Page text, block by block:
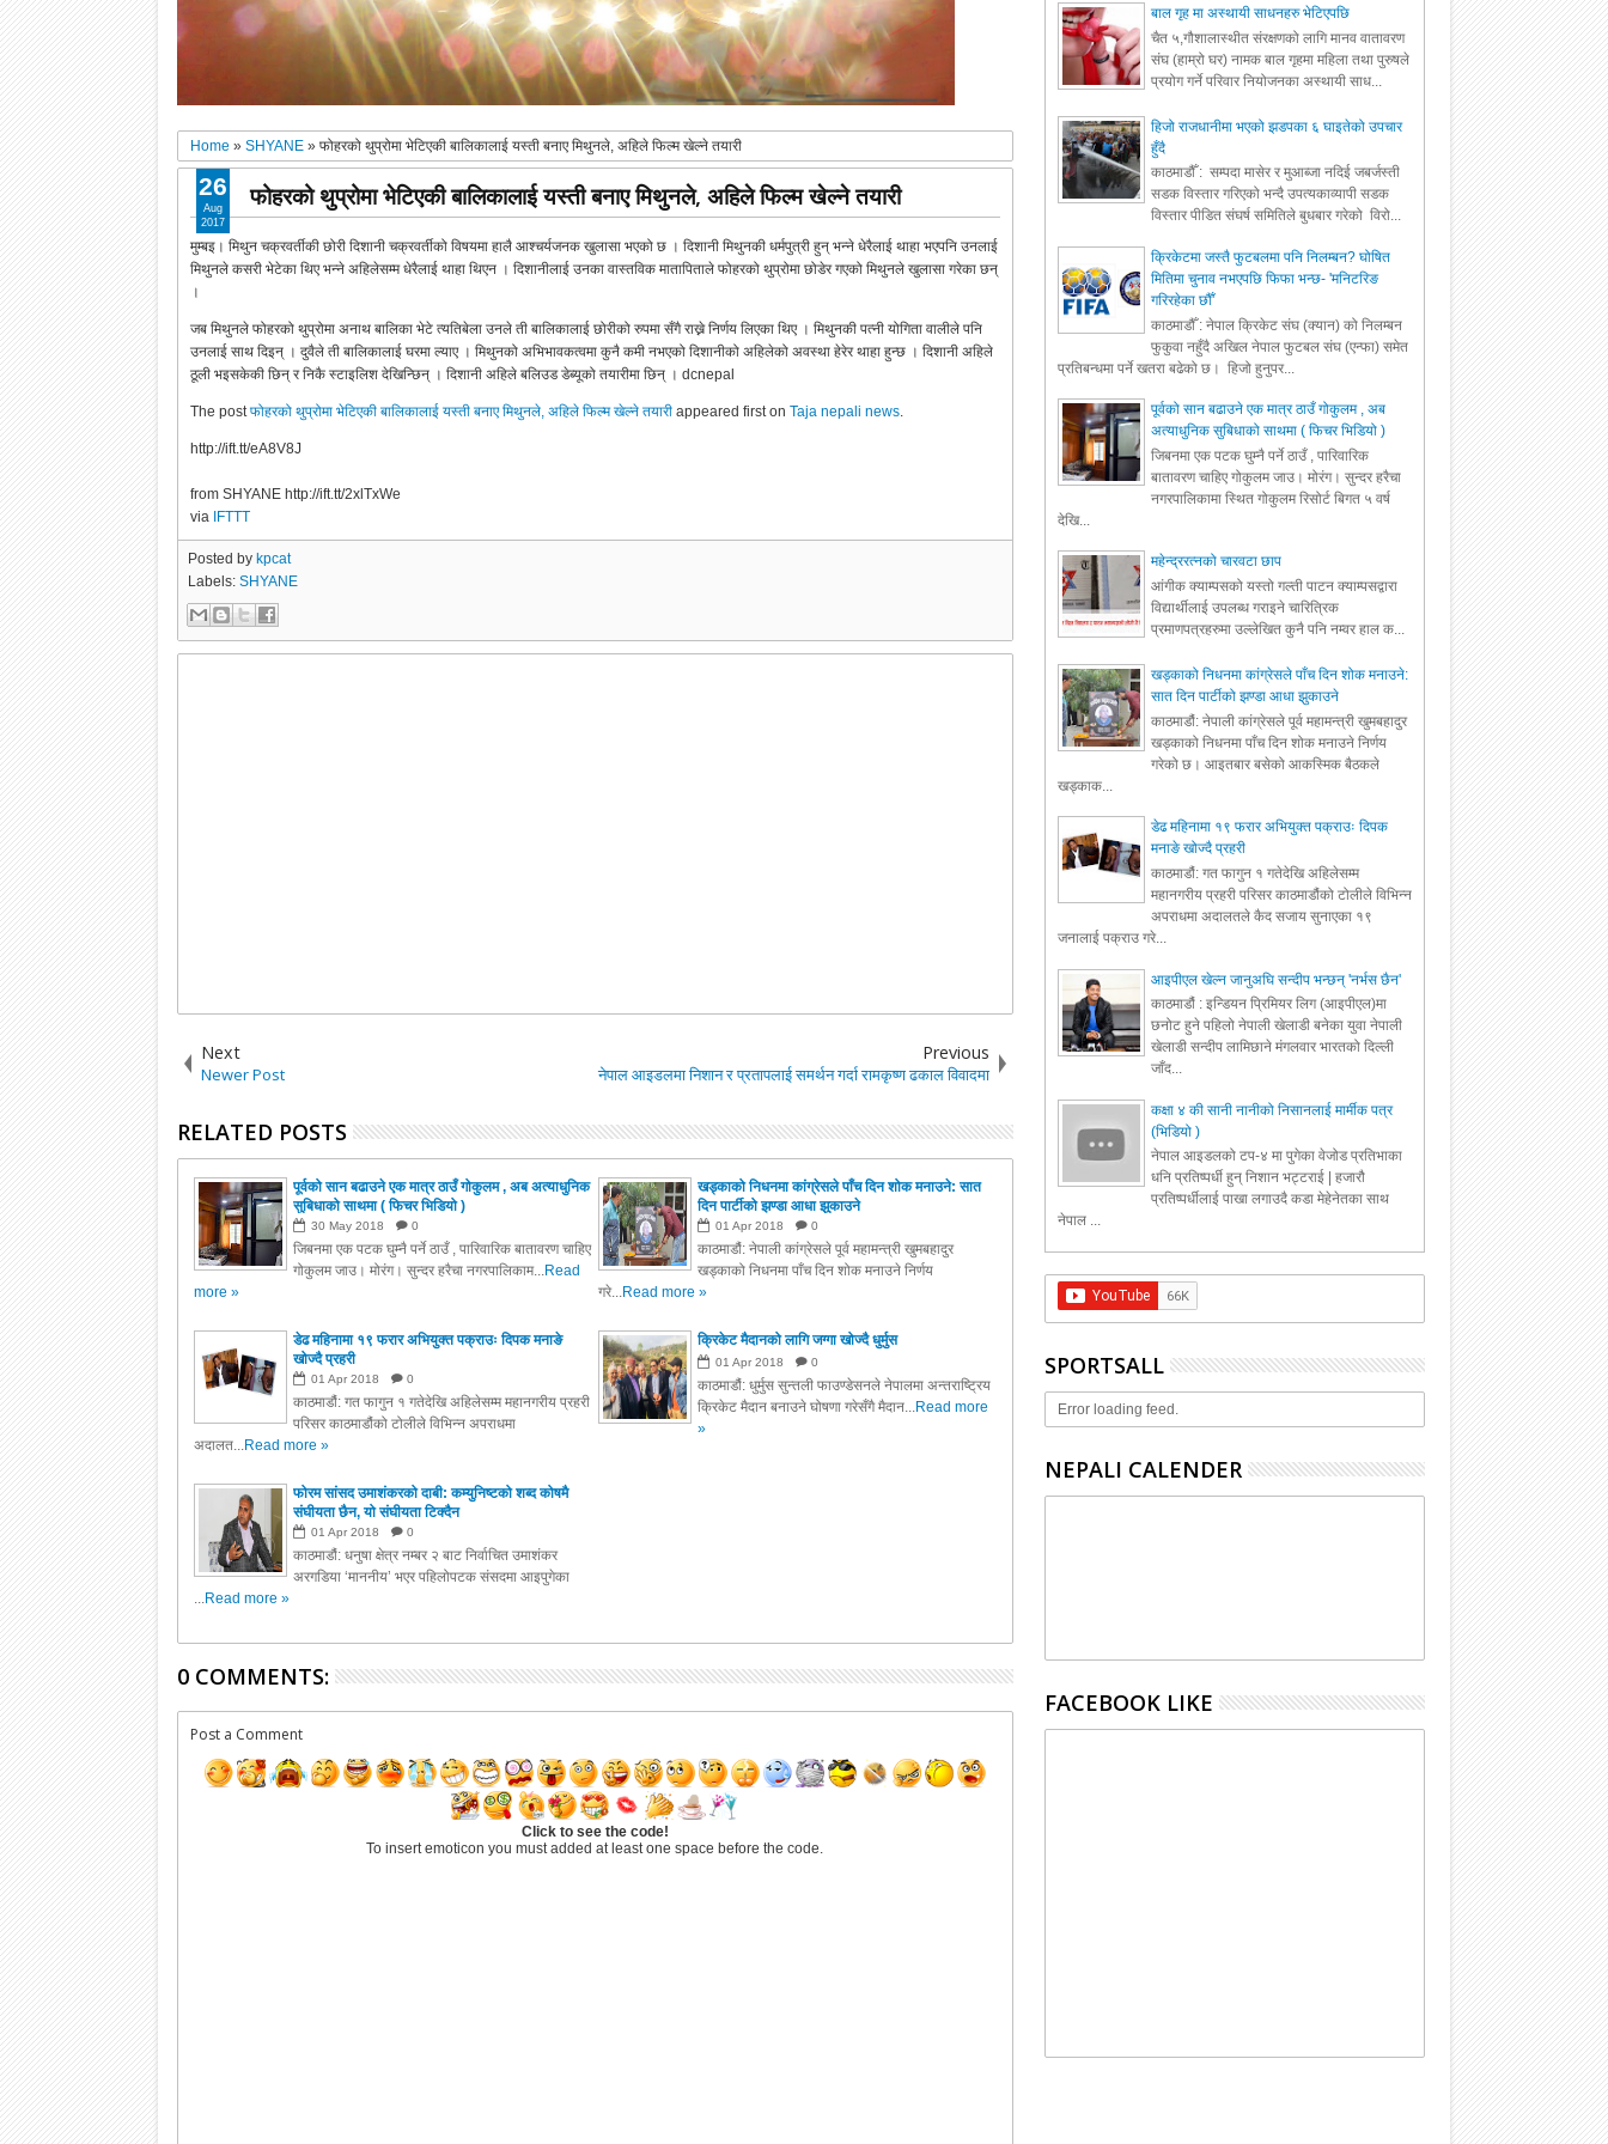
Home »SHYANE »फोहरको थुप्रोमा भेटिएकी बालिकालाई यस्ती बनाए मिथुनले, अहिले फिल्म खेल्ने तयारी
फोहरको थुप्रोमा भेटिएकी बालिकालाई यस्ती बनाए मिथुनले, अहिले फिल्म खेल्ने तयारी
मुम्बइ। मिथुन चक्रवर्तीकी छोरी दिशानी चक्रवर्तीको विषयमा हालै आश्चर्यजनक खुलासा भएको छ । दिशानी मिथुनकी धर्मपुत्री हुन् भन्ने धेरैलाई थाहा भएपनि उनलाई
मिथुनले कसरी भेटेका थिए भन्ने अहिलेसम्म धेरैलाई थाहा थिएन । दिशानीलाई उनका वास्तविक मातापिताले फोहरको थुप्रोमा छोडेर गएको मिथुनले खुलासा गरेका छन्
।
जब मिथुनले फोहरको थुप्रोमा अनाथ बालिका भेटे त्यतिबेला उनले ती बालिकालाई छोरीको रुपमा सँगै राख्ने निर्णय लिएका थिए । मिथुनकी पत्नी योगिता वालीले पनि
उनलाई साथ दिइन् । दुवैले ती बालिकालाई घरमा ल्याए । मिथुनको अभिभावकत्वमा कुनै कमी नभएको दिशानीको अहिलेको अवस्था हेरेर थाहा हुन्छ । दिशानी अहिले
ठूली भइसकेकी छिन् र निकै स्टाइलिश देखिन्छिन् । दिशानी अहिले बलिउड डेब्यूको तयारीमा छिन् । dcnepal
The postफोहरको थुप्रोमा भेटिएकी बालिकालाई यस्ती बनाए मिथुनले, अहिले फिल्म खेल्ने तयारी appeared first onTaja nepali news.
http://ift.tt/eA8V8J
from SHYANE http://ift.tt/2xlTxWe
via IFTTT
26
Aug
2017
Posted by kpcat
Labels:SHYANE
Next
Newer Post
Previous
नेपाल आइडलमा निशान र प्रतापलाई समर्थन गर्दा रामकृष्ण ढकाल विवादमा
RELATED POSTS
पूर्वको सान बढाउने एक मात्र ठाउँ गोकुलम , अब अत्याधुनिक
सुबिधाको साथमा ( फिचर भिडियो )
30 May 2018 0
जिबनमा एक पटक घुम्नै पर्ने ठाउँ , पारिवारिक बातावरण चाहिए
गोकुलम जाउ। मोरंग। सुन्दर हरैचा नगरपालिकाम...Read
more »
खड्काको निधनमा कांग्रेसले पाँच दिन शोक मनाउने: सात
दिन पार्टीको झण्डा आधा झुकाउने
01 Apr 2018 0
काठमाडौं: नेपाली कांग्रेसले पूर्व महामन्त्री खुमबहादुर
खड्काको निधनमा पाँच दिन शोक मनाउने निर्णय
गरे...Read more »
डेढ महिनामा १९ फरार अभियुक्त पक्राउः दिपक मनाङे
खोज्दै प्रहरी
01 Apr 2018 0
काठमाडौं: गत फागुन १ गतेदेखि अहिलेसम्म महानगरीय प्रहरी
परिसर काठमाडौंको टोलीले विभिन्न अपराधमा
अदालत...Read more »
क्रिकेट मैदानको लागि जग्गा खोज्दै धुर्मुस
01 Apr 2018 0
काठमाडौं: धुर्मुस सुन्तली फाउण्डेसनले नेपालमा अन्तराष्ट्रिय
क्रिकेट मैदान बनाउने घोषणा गरेसँगै मैदान...Read more
»
फोरम सांसद उमाशंकरको दाबी: कम्युनिष्टको शब्द कोषमै
संघीयता छैन, यो संघीयता टिक्दैन
01 Apr 2018 0
काठमाडौं: धनुषा क्षेत्र नम्बर २ बाट निर्वाचित उमाशंकर
अरगडिया ‘माननीय’ भएर पहिलोपटक संसदमा आइपुगेका
...Read more »
0 COMMENTS:
Post a Comment
Click to see the code!
To insert emoticon you must added at least one space before the code.
बाल गृह मा अस्थायी साधनहरु भेटिएपछि
चैत ५,गौशालास्थीत संरक्षणको लागि मानव वातावरण
संघ (हाम्रो घर) नामक बाल गृहमा महिला तथा पुरुषले
प्रयोग गर्ने परिवार नियोजनका अस्थायी साध...
हिजो राजधानीमा भएको झडपका ६ घाइतेको उपचार
हुँदै
काठमाडौँ : सम्पदा मासेर र मुआब्जा नदिई जबर्जस्ती
सडक विस्तार गरिएको भन्दै उपत्यकाव्यापी सडक
विस्तार पीडित संघर्ष समितिले बुधबार गरेको विरो...
क्रिकेटमा जस्तै फुटबलमा पनि निलम्बन? घोषित
मितिमा चुनाव नभएपछि फिफा भन्छ- 'मनिटरिङ
गरिरहेका छौँ'
काठमाडौँ : नेपाल क्रिकेट संघ (क्यान) को निलम्बन
फुकुवा नहुँदै अखिल नेपाल फुटबल संघ (एन्फा) समेत
प्रतिबन्धमा पर्ने खतरा बढेको छ। हिजो हुनुपर...
पूर्वको सान बढाउने एक मात्र ठाउँ गोकुलम , अब
अत्याधुनिक सुबिधाको साथमा ( फिचर भिडियो )
जिबनमा एक पटक घुम्नै पर्ने ठाउँ , पारिवारिक
बातावरण चाहिए गोकुलम जाउ। मोरंग। सुन्दर हरैचा
नगरपालिकामा स्थित गोकुलम रिसोर्ट बिगत ५ वर्ष
देखि...
महेन्द्ररत्नको चारवटा छाप
आंगीक क्याम्पसको यस्तो गल्ती पाटन क्याम्पसद्वारा
विद्यार्थीलाई उपलब्ध गराइने चारित्रिक
प्रमाणपत्रहरुमा उल्लेखित कुनै पनि नम्वर हाल क...
खड्काको निधनमा कांग्रेसले पाँच दिन शोक मनाउने:
सात दिन पार्टीको झण्डा आधा झुकाउने
काठमाडौं: नेपाली कांग्रेसले पूर्व महामन्त्री खुमबहादुर
खड्काको निधनमा पाँच दिन शोक मनाउने निर्णय
गरेको छ। आइतबार बसेको आकस्मिक बैठकले
खड्काक...
डेढ महिनामा १९ फरार अभियुक्त पक्राउः दिपक
मनाङे खोज्दै प्रहरी
काठमाडौं: गत फागुन १ गतेदेखि अहिलेसम्म
महानगरीय प्रहरी परिसर काठमाडौंको टोलीले विभिन्न
अपराधमा अदालतले कैद सजाय सुनाएका १९
जनालाई पक्राउ गरे...
आइपीएल खेल्न जानुअघि सन्दीप भन्छन् 'नर्भस छैन'
काठमाडौं : इन्डियन प्रिमियर लिग (आइपीएल)मा
छनोट हुने पहिलो नेपाली खेलाडी बनेका युवा नेपाली
खेलाडी सन्दीप लामिछाने मंगलवार भारतको दिल्ली
जाँद...
कक्षा ४ की सानी नानीको निसानलाई मार्मीक पत्र
(भिडियो )
नेपाल आइडलको टप-४ मा पुगेका वेजोड प्रतिभाका
धनि प्रतिष्पर्धी हुन् निशान भट्टराई | हजारौ
प्रतिष्पर्धीलाई पाखा लगाउदै कडा मेहेनेतका साथ
नेपाल ...
SPORTSALL
Error loading feed.
NEPALI CALENDER
FACEBOOK LIKE